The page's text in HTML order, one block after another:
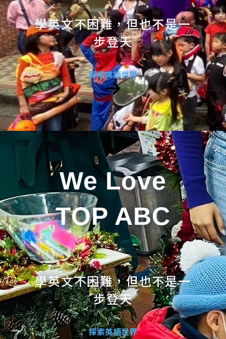
學英文不困難，但也不是一
步登天
探索英語世界
We Love
TOP ABC
學英文不困難，但也不是一
步登天
探索英語世界